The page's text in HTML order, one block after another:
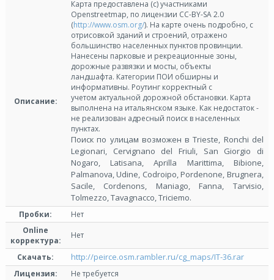
Описание:
Карта предоставлена (с) участниками
Openstreetmap, по лицензии СС-BY-SA 2.0
(http://www.osm.org/). На карте очень подробно, с
отрисовкой зданий и строений, отражено
большинство населенных пунктов провинции.
Нанесены парковые и рекреационные зоны,
дорожные развязки и мосты, объекты
ландшафта. Категории ПОИ обширны и
информативны. Роутинг корректный с
учетом актуальной дорожной обстановки. Карта
выполнена на итальянском языке. Как недостаток -
не реализован адресный поиск в населенных
пунктах.
Поиск по улицам возможен в Trieste, Ronchi del
Legionari, Cervignano del Friuli, San Giorgio di
Nogaro, Latisana, Aprilla Marittima, Bibione,
Palmanova, Udine, Codroipo, Pordenone, Brugnera,
Sacile, Cordenons, Maniago, Fanna, Tarvisio,
Tolmezzo, Tavagnacco, Triciemo.
Пробки:
Нет
Online
корректура:
Нет
Скачать: http://peirce.osm.rambler.ru/cg_maps/IT-36.rar
Лицензия: Не требуется